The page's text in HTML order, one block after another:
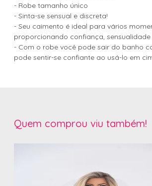
- Robe tamanho único
- Sinta-se sensual e discreta!
- Seu caimento é ideal para vários
proporcionando confiança, sensualidade
- Com o robe você pode sair do banho
pode sentir-se confiante ao usá-lo em
Quem comprou viu também!